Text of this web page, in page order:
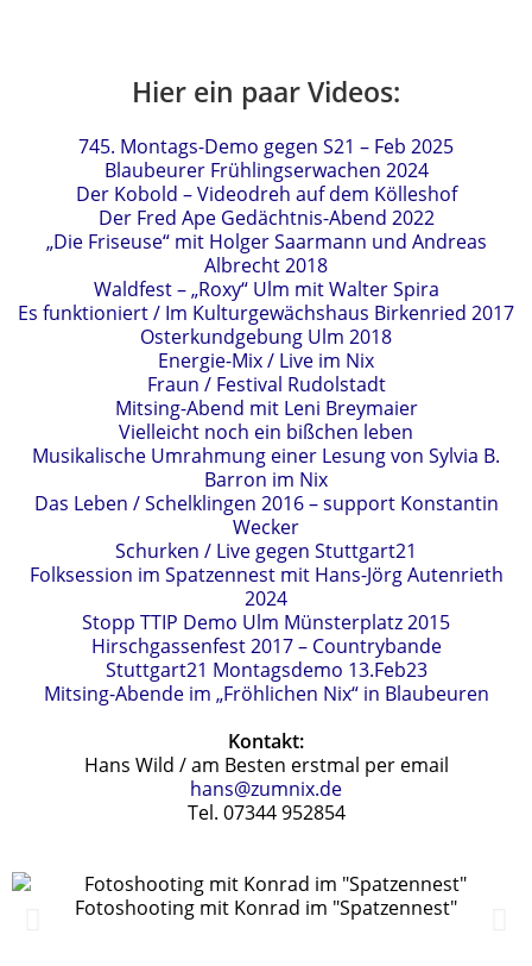
Hier ein paar Videos:
745. Montags-Demo gegen S21 – Feb 2025
Blaubeurer Frühlingserwachen 2024
Der Kobold – Videodreh auf dem Kölleshof
Der Fred Ape Gedächtnis-Abend 2022
„Die Friseuse“ mit Holger Saarmann und Andreas
Albrecht 2018
Waldfest – „Roxy“ Ulm mit Walter Spira
Es funktioniert / Im Kulturgewächshaus Birkenried 2017
Osterkundgebung Ulm 2018
Energie-Mix / Live im Nix
Fraun / Festival Rudolstadt
Mitsing-Abend mit Leni Breymaier
Vielleicht noch ein bißchen leben
Musikalische Umrahmung einer Lesung von Sylvia B.
Barron im Nix
Das Leben / Schelklingen 2016 – support Konstantin
Wecker
Schurken / Live gegen Stuttgart21
Folksession im Spatzennest mit Hans-Jörg Autenrieth
2024
Stopp TTIP Demo Ulm Münsterplatz 2015
Hirschgassenfest 2017 – Countrybande
Stuttgart21 Montagsdemo 13.Feb23
Mitsing-Abende im „Fröhlichen Nix“ in Blaubeuren
Kontakt:
Hans Wild / am Besten erstmal per email
hans@zumnix.de
Tel. 07344 952854
Fotoshooting mit Konrad im "Spatzennest"